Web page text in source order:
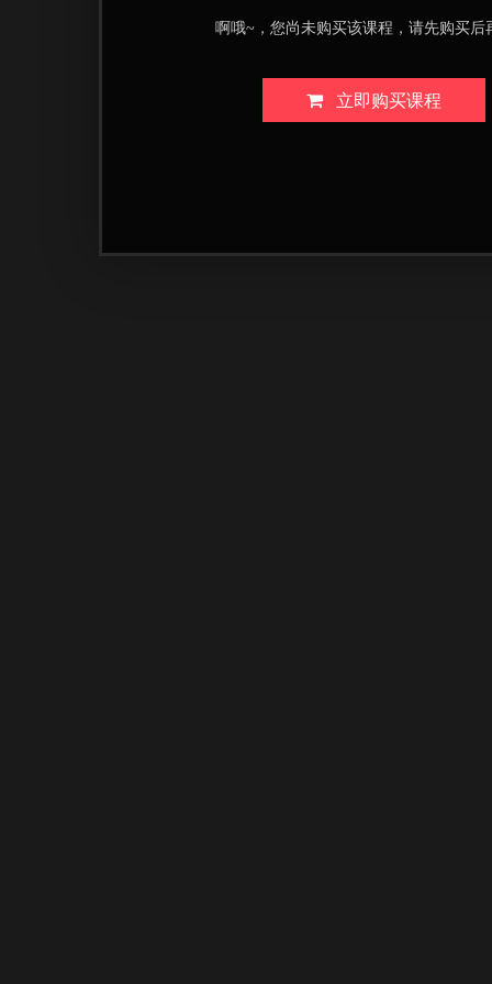
啊哦~，您尚未购买该课程，请先购买后
立即购买课程